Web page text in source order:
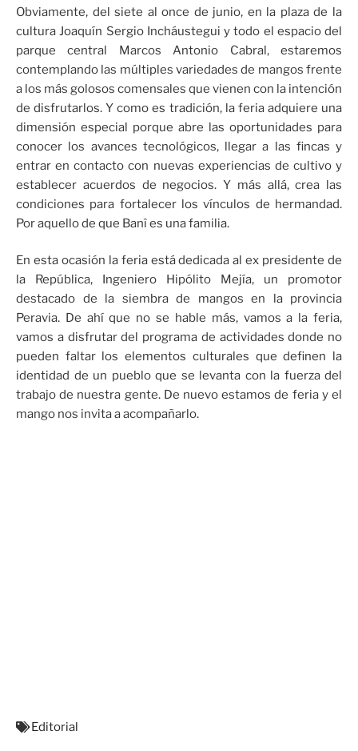
Obviamente, del siete al once de junio, en la plaza de la
cultura Joaquín Sergio Incháustegui y todo el espacio del
parque central Marcos Antonio Cabral, estaremos
contemplando las múltiples variedades de mangos frente
a los más golosos comensales que vienen con la intención
de disfrutarlos. Y como es tradición, la feria adquiere una
dimensión especial porque abre las oportunidades para
conocer los avances tecnológicos, llegar a las fincas y
entrar en contacto con nuevas experiencias de cultivo y
establecer acuerdos de negocios. Y más allá, crea las
condiciones para fortalecer los vínculos de hermandad.
Por aquello de que Banî es una familia.
En esta ocasión la feria está dedicada al ex presidente de
la República, Ingeniero Hipólito Mejía, un promotor
destacado de la siembra de mangos en la provincia
Peravia. De ahí que no se hable más, vamos a la feria,
vamos a disfrutar del programa de actividades donde no
pueden faltar los elementos culturales que definen la
identidad de un pueblo que se levanta con la fuerza del
trabajo de nuestra gente. De nuevo estamos de feria y el
mango nos invita a acompañarlo.
Editorial